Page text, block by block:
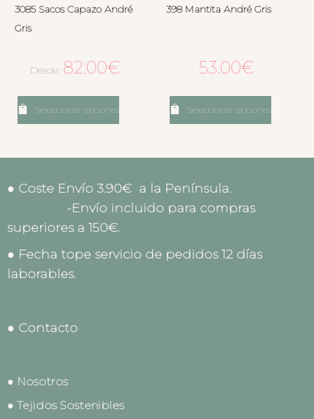
3085 Sacos Capazo André
Gris
Desde: 82.00€
Seleccionar opciones
398 Mantita André Gris
53.00€
Seleccionar opciones
● Coste Envío 3.90€ a la Península.
-Envío incluido para compras
superiores a 150€.
● Fecha tope servicio de pedidos 12 días
laborables.
● Contacto
● Nosotros
● Tejidos Sostenibles